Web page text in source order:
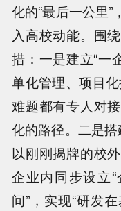
化的“最后一公里
入高校动能。围
措：一是建立“一
单化管理、项目
难题都有专人对
化的路径。二是搭
以刚刚揭牌的校
企业内同步设立
间”，实现“研发